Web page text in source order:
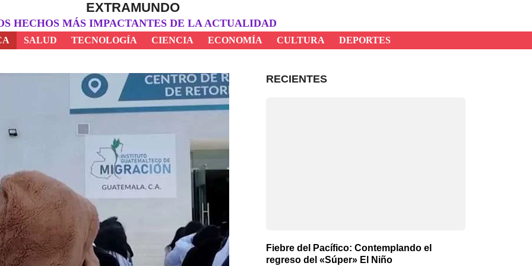
EXTRAMUNDO
HECHOS MÁS IMPACTANTES DE LA ACTUALIDAD
SALUD TECNOLOGÍA CIENCIA ECONOMÍA CULTURA DEPORTES
RECIENTES
Fiebre del Pacífico: Contemplando el
regreso del «Súper» El Niño